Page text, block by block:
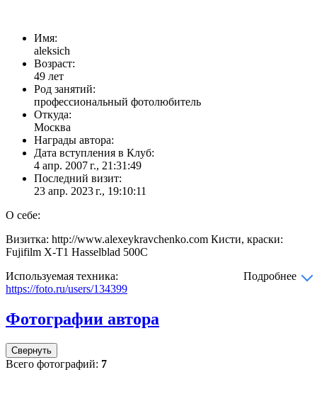
Имя:
aleksich
Возраст:
49 лет
Род занятий:
профессиональный фотолюбитель
Откуда:
Москва
Награды автора:
Дата вступления в Клуб:
4 апр. 2007 г., 21:31:49
Последний визит:
23 апр. 2023 г., 19:10:11
О себе:
Визитка: http://www.alexeykravchenko.com Кисти, краски:
Fujifilm X-T1 Hasselblad 500C
Используемая техника:
Подробнее
https://foto.ru/users/134399
Фотографии автора
Свернуть
Всего фотографий: 7